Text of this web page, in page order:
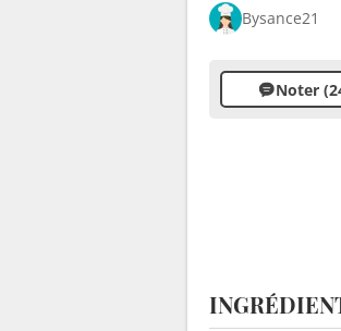
parfumé au vin
Bysance21
Noter